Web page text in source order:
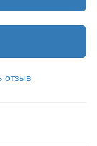
отзыв